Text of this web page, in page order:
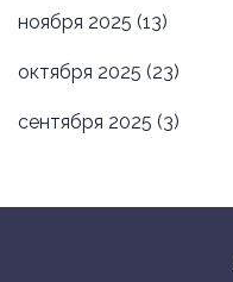
ноября 2025 (13)
октября 2025 (23)
сентября 2025 (3)